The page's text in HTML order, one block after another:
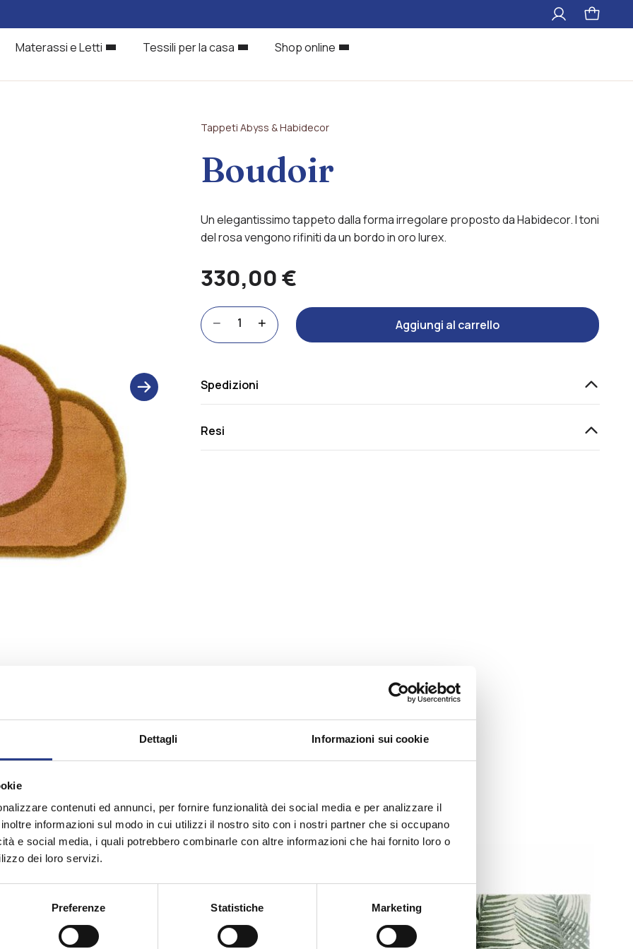
Dettagli Informazioni sui cookie
contenuti ed annunci, per fornire funzionalità dei social media e per analizzare il
informazioni sul modo in cui utilizzi il nostro sito con i nostri partner che si occupano
e social media, i quali potrebbero combinarle con altre informazioni che hai fornito loro o
dei loro servizi.
Preferenze Statistiche Marketing
Il
mio
Pagina
carrello
Materassi e Letti
Tessili per la casa Shop online
next
Tappeti Abyss & Habidecor
Boudoir
Un elegantissimo tappeto dalla forma irregolare proposto da Habidecor.I toni
del rosa vengono rifiniti da un bordo in oro lurex.
330,00€
−
Boudoir
quantità
+ Aggiungi al carrello
Alternative:
Spedizioni
Resi